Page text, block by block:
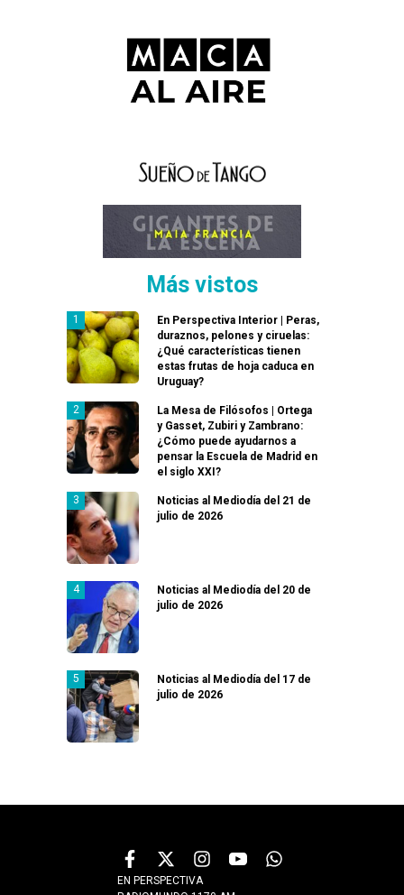
Más vistos
En Perspectiva Interior | Peras,
duraznos, pelones y ciruelas:
¿Qué características tienen
estas frutas de hoja caduca en
Uruguay?
La Mesa de Filósofos | Ortega
y Gasset, Zubiri y Zambrano:
¿Cómo puede ayudarnos a
pensar la Escuela de Madrid en
el siglo XXI?
Noticias al Mediodía del 21 de
julio de 2026
Noticias al Mediodía del 20 de
julio de 2026
Noticias al Mediodía del 17 de
julio de 2026
EN PERSPECTIVA